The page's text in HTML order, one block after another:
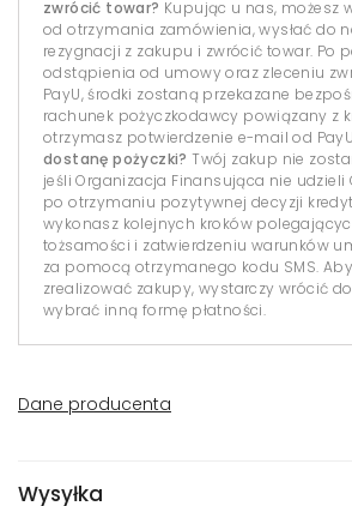
zwrócić towar? Kupując u nas, możesz
od otrzymania zamówienia, wysłać do
rezygnacji z zakupu i zwrócić towar. Po
odstąpienia od umowy oraz zleceniu
PayU, środki zostaną przekazane
rachunek pożyczkodawcy powiązany z
otrzymasz potwierdzenie e-mail od
dostanę pożyczki? Twój zakup nie
jeśli Organizacja Finansująca nie udzieli
po otrzymaniu pozytywnej decyzji
wykonasz kolejnych kroków
tożsamości i zatwierdzeniu warunków
za pomocą otrzymanego kodu SMS.
zrealizować zakupy, wystarczy wrócić
wybrać inną formę płatności.
Dane producenta
Wysyłka